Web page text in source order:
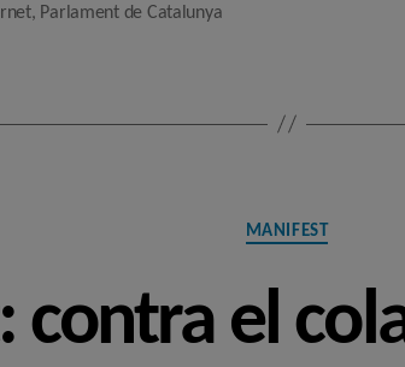
, Parlament de Catalunya
Categories
MANIFEST
contra el